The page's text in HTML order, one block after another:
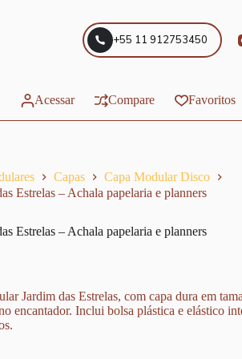
+55 11 912753450
Acessar Compare Favoritos
Capas
Capa Modular Disco
Estrelas – Achala papelaria e planners
Estrelas – Achala papelaria e planners
Jardim das Estrelas, com capa dura em
encantador. Inclui bolsa plástica e elástico